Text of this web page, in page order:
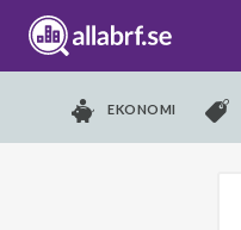
EKONOMI